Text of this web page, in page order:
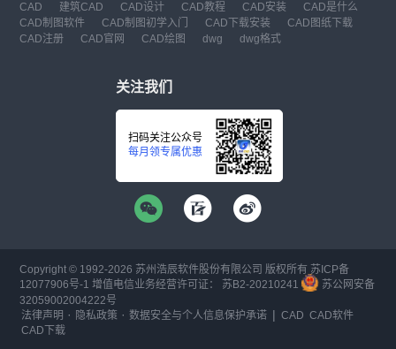
CAD
建筑CAD CAD设计 CAD教程 CAD安装
CAD是什么
CAD制图软件
CAD制图初学入门 CAD下载安装
CAD图纸下载
CAD注册
CAD官网 CAD绘图 dwg dwg格式
关注我们
扫码关注公众号
每月领专属优惠
Copyright © 1992-2026 苏州浩辰软件股份有限公司 版权所有 苏ICP备
12077906号-1 增值电信业务经营许可证： 苏B2-20210241
苏公网安备
32059002004222号
法律声明 · 隐私政策 ·数据安全与个人信息保护承诺 | CAD CAD软件
CAD下载